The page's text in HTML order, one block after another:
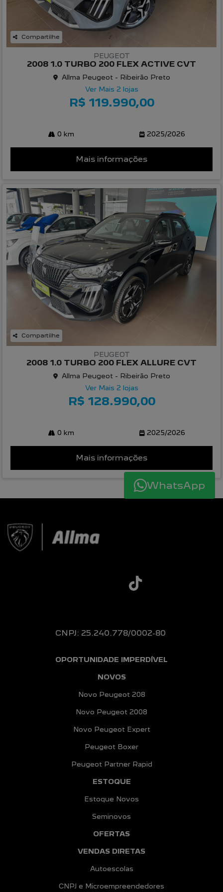
Compartilhe
PEUGEOT
2008 1.0 TURBO 200 FLEX ACTIVE CVT
Allma Peugeot - Ribeirão Preto
Ver Mais 2 lojas
R$ 119.990,00
0 km 2025/2026
Mais informações
Compartilhe
PEUGEOT
2008 1.0 TURBO 200 FLEX ALLURE CVT
Allma Peugeot - Ribeirão Preto
Ver Mais 2 lojas
R$ 128.990,00
0 km 2025/2026
Mais informações
CNPJ: 25.240.778/0002-80
OPORTUNIDADE IMPERDÍVEL
NOVOS
Novo Peugeot 208
Novo Peugeot 2008
Novo Peugeot Expert
Peugeot Boxer
Peugeot Partner Rapid
ESTOQUE
Estoque Novos
Seminovos
OFERTAS
VENDAS DIRETAS
Autoescolas
CNPJ e Microempreendedores
WhatsApp